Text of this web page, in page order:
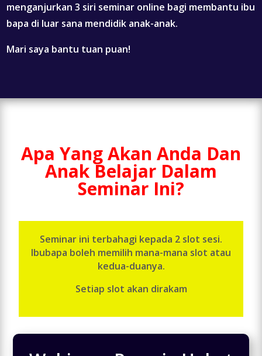
menganjurkan 3 siri seminar online bagi membantu ibu
bapa di luar sana mendidik anak-anak.
Mari saya bantu tuan puan!
Apa Yang Akan Anda Dan
Anak Belajar Dalam
Seminar Ini?
Seminar ini terbahagi kepada 2 slot sesi.
Ibubapa boleh memilih mana-mana slot atau
kedua-duanya.
Setiap slot akan dirakam